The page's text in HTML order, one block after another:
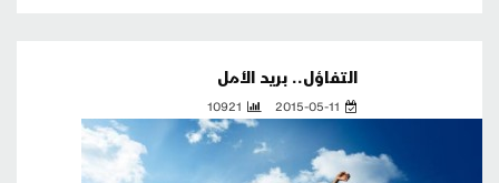
التفاؤل.. بريد الأمل
2015-05-11
10921